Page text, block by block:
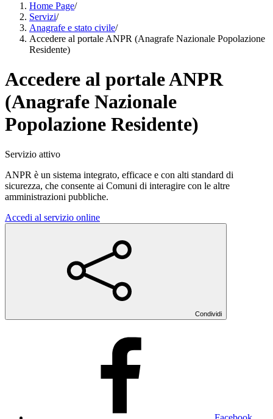
Home Page/
Servizi/
Anagrafe e stato civile/
Accedere al portale ANPR (Anagrafe Nazionale Popolazione
Residente)
Accedere al portale ANPR
(Anagrafe Nazionale
Popolazione Residente)
Servizio attivo
ANPR è un sistema integrato, efficace e con alti standard di
sicurezza, che consente ai Comuni di interagire con le altre
amministrazioni pubbliche.
Accedi al servizio online
Condividi